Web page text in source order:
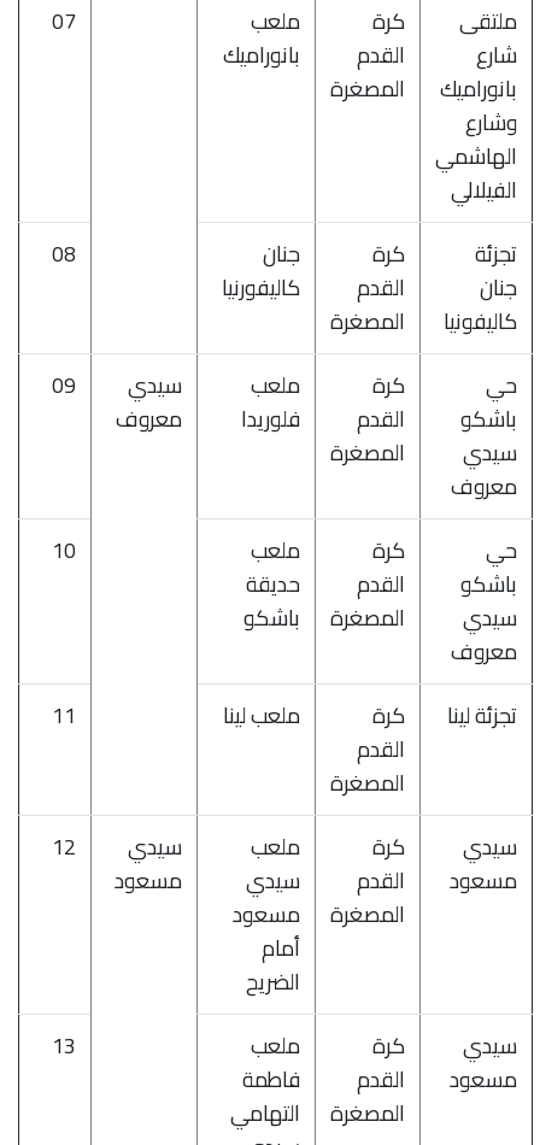
ملتقى
شارع
بانوراميك
وشارع
الهاشمي
الفيلالي
كرة
القدم
المصغرة
ملعب
بانوراميك
07
تجزئة
جنان
كاليفونيا
كرة
القدم
المصغرة
جنان
كاليفورنيا
08
حي
باشكو
سيدي
معروف
كرة
القدم
المصغرة
ملعب
فلوريدا
سيدي
معروف
09
حي
باشكو
سيدي
معروف
كرة
القدم
المصغرة
ملعب
حديقة
باشكو
10
تجزئة لينا
كرة
القدم
المصغرة
ملعب لينا 11
سيدي
مسعود
كرة
القدم
المصغرة
ملعب
سيدي
مسعود
أمام
الضريح
سيدي
مسعود
12
سيدي
مسعود
كرة
القدم
المصغرة
ملعب
فاطمة
التهامي
13